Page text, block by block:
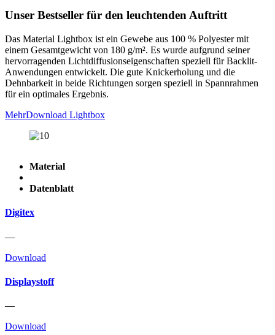
Unser Bestseller für den leuchtenden Auftritt
Das Material Lightbox ist ein Gewebe aus 100 % Polyester mit
einem Gesamtgewicht von 180 g/m². Es wurde aufgrund seiner
hervorragenden Lichtdiffusionseigenschaften speziell für Backlit-
Anwendungen entwickelt. Die gute Knickerholung und die
Dehnbarkeit in beide Richtungen sorgen speziell in Spannrahmen
für ein optimales Ergebnis.
MehrDownload Lightbox
Material
Datenblatt
Digitex
—
Download
Displaystoff
—
Download